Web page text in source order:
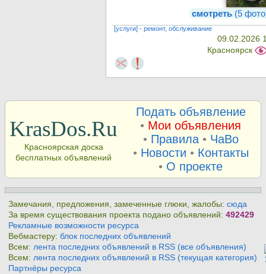
смотреть(5
[услуги] - ремонт, обслуживание
09.02.2026
Красноярск
KrasDos.Ru
Красноярская доска
бесплатных объявлений
Подать объявление
• Мои объявления
• Правила• ЧаВо
• Новости • Контакты
• О проекте
Замечания, предложения, замеченные глюки, жалобы:сюда
За время существования проекта подано объявлений:492429
Рекламные возможности ресурса
Вебмастеру:блок последних объявлений
Всем: лента последних объявлений в RSS (все объявления)
Всем: лента последних объявлений в RSS (текущая категория)
Партнёры ресурса